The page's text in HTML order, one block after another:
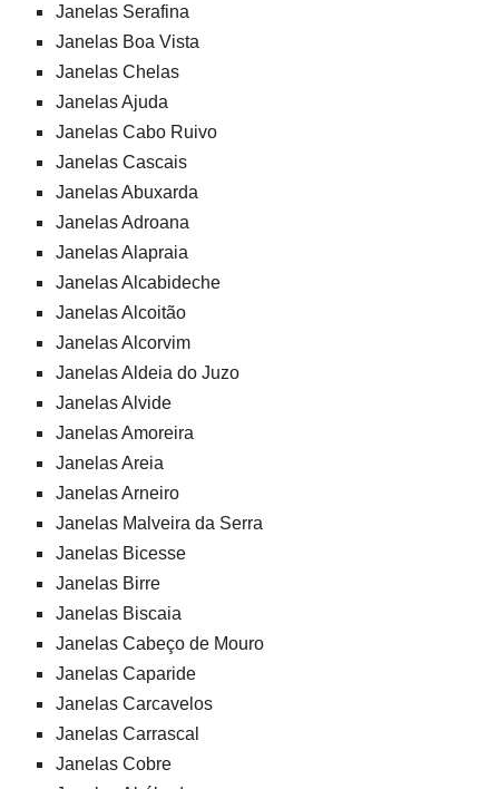
Janelas Serafina
Janelas Boa Vista
Janelas Chelas
Janelas Ajuda
Janelas Cabo Ruivo
Janelas Cascais
Janelas Abuxarda
Janelas Adroana
Janelas Alapraia
Janelas Alcabideche
Janelas Alcoitão
Janelas Alcorvim
Janelas Aldeia do Juzo
Janelas Alvide
Janelas Amoreira
Janelas Areia
Janelas Arneiro
Janelas Malveira da Serra
Janelas Bicesse
Janelas Birre
Janelas Biscaia
Janelas Cabeço de Mouro
Janelas Caparide
Janelas Carcavelos
Janelas Carrascal
Janelas Cobre